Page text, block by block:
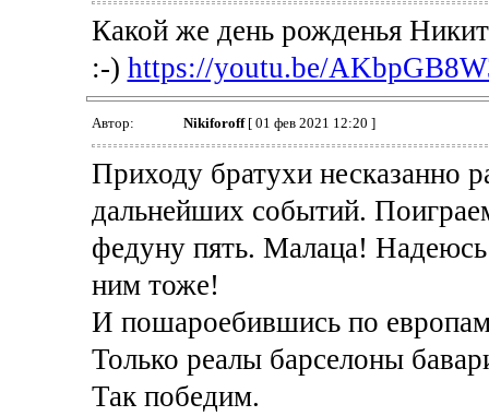
Какой же день рожденья
:-) https://youtu.be/
Автор: Nikiforoff[ 01 фев 2021 12:20 ]
Приходу братухи несказанно
дальнейших событий.
федуну пять. Малаца!
ним тоже!
И пошароебившись по европам
Только реалы барселоны
Так победим.